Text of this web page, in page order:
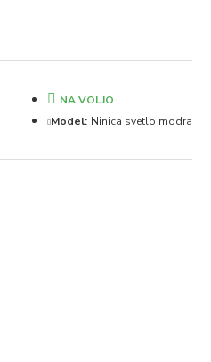
NA VOLJO
Model: Ninica svetlo modra